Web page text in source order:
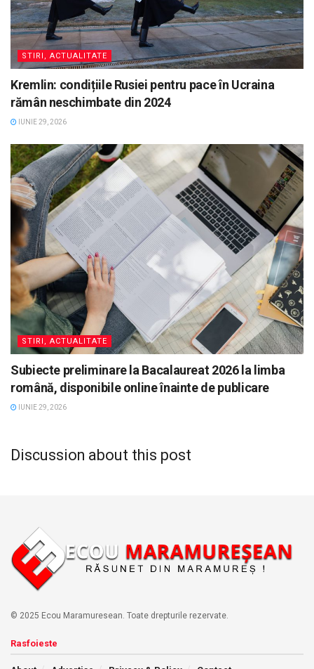
STIRI, ACTUALITATE
Kremlin: condițiile Rusiei pentru pace în Ucraina
rămân neschimbate din 2024
IUNIE 29, 2026
STIRI, ACTUALITATE
Subiecte preliminare la Bacalaureat 2026 la limba
română, disponibile online înainte de publicare
IUNIE 29, 2026
Discussion about this post
© 2025 Ecou Maramuresean. Toate drepturile rezervate.
Rasfoieste